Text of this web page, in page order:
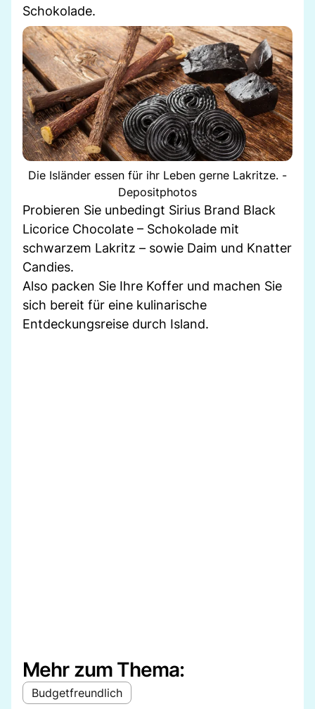
Schokolade.
Die Isländer essen für ihr Leben gerne Lakritze. -
Depositphotos
Probieren Sie unbedingt Sirius Brand Black
Licorice Chocolate – Schokolade mit
schwarzem Lakritz – sowie Daim und Knatter
Candies.
Also packen Sie Ihre Koffer und machen Sie
sich bereit für eine kulinarische
Entdeckungsreise durch Island.
Mehr zum Thema:
Budgetfreundlich